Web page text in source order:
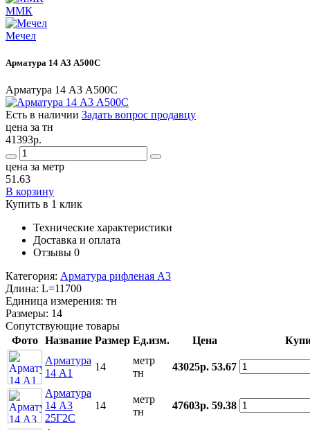
ММК
Мечел
Арматура 14 А3 А500С
Арматура 14 А3 А500С
Есть в наличии Задать вопрос продавцу
цена за тн
41393р.
цена за метр
51.63
В корзину
Купить в 1 клик
Технические характеристики
Доставка и оплата
Отзывы 0
Категория: Арматура рифленая А3
Длина: L=11700
Единица измерения: тн
Размеры: 14
Сопутствующие товары
Фото Название Размер Ед.изм. Цена
Арматура
14 А1
14
метр
тн
43025р. 53.67
Арматура
14 А3
25Г2С
14
метр
тн
47603р. 59.38